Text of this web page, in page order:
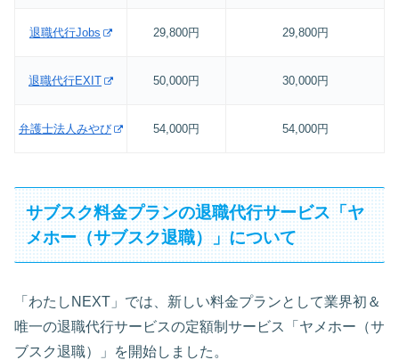
退職代行Jobs 29,800円 29,800円
退職代行EXIT 50,000円 30,000円
弁護士法人みやび 54,000円 54,000円
サブスク料金プランの退職代行サービス「ヤ
メホー（サブスク退職）」について
「わたしNEXT」では、新しい料金プランとして業界初＆
唯一の退職代行サービスの定額制サービス「ヤメホー（サ
ブスク退職）」を開始しました。